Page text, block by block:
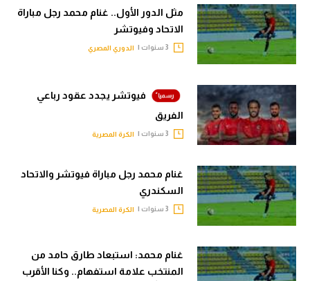
كويز في الجول
فيديو في الجول
مثل الدور الأول.. غنام محمد رجل مباراة
الاتحاد وفيوتشر
الدوري المصري
فيوتشر يجدد عقود رباعي
الفريق
الكرة المصرية
غنام محمد رجل مباراة فيوتشر والاتحاد
السكندري
الكرة المصرية
غنام محمد: استبعاد طارق حامد من
المنتخب علامة استفهام.. وكنا الأقرب